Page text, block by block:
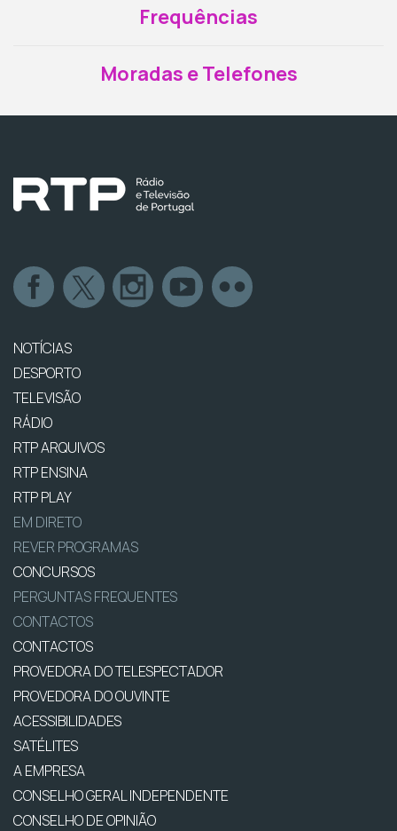
Frequências
Moradas e Telefones
NOTÍCIAS
DESPORTO
TELEVISÃO
RÁDIO
RTP ARQUIVOS
RTP ENSINA
RTP PLAY
EM DIRETO
REVER PROGRAMAS
CONCURSOS
PERGUNTAS FREQUENTES
CONTACTOS
CONTACTOS
PROVEDORA DO TELESPECTADOR
PROVEDORA DO OUVINTE
ACESSIBILIDADES
SATÉLITES
A EMPRESA
CONSELHO GERAL INDEPENDENTE
CONSELHO DE OPINIÃO